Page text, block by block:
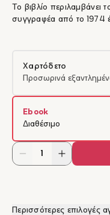
Το βιβλίο περιλαμβάνει
συγγραφέα από το 1974
Χαρτόδετο
Προσωρινά
Ebook
Διαθέσιμο
Περισσότερες επιλογές